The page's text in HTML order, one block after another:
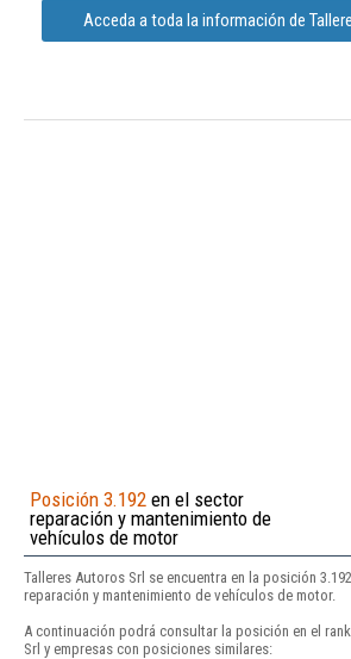
Acceda a toda la información de
Posición 3.192 en el sector
reparación y mantenimiento de
vehículos de motor
Talleres Autoros Srl se encuentra en la posición
reparación y mantenimiento de vehículos de motor.
A continuación podrá consultar la posición en el
Srl y empresas con posiciones similares: